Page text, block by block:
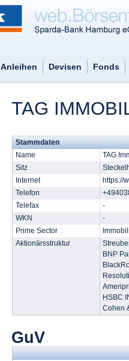
Anleihen Devisen Fonds
TAG
Stammdaten
Name
TAG
Sitz
Internet
https://
Telefon
Telefax
-
WKN
-
Prime Sector
Aktionärsstruktur
BNP
HSBC
Cohen
GuV